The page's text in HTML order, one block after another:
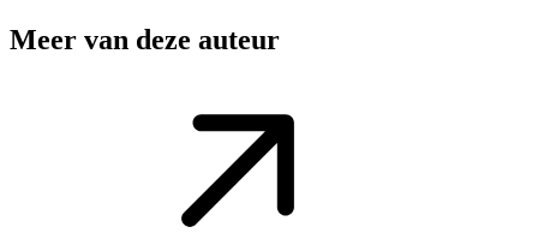
Meer van deze auteur